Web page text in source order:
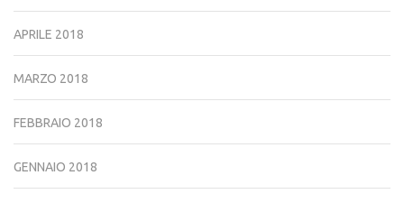
APRILE 2018
MARZO 2018
FEBBRAIO 2018
GENNAIO 2018